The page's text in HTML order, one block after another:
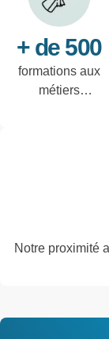
+ de 500
formations aux
métiers
Notre proximité